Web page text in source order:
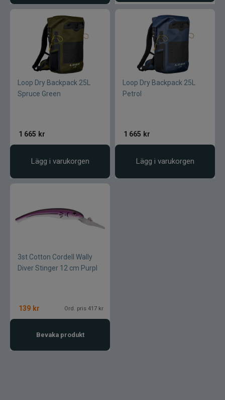
Loop Dry Backpack 25L
Spruce Green
1 665 kr
Lägg i varukorgen
Loop Dry Backpack 25L
Petrol
1 665 kr
Lägg i varukorgen
3st Cotton Cordell Wally
Diver Stinger 12 cm Purpl
139 kr Ord. pris 417 kr
Bevaka produkt